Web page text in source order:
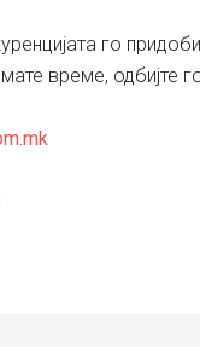
го
време, одбијте